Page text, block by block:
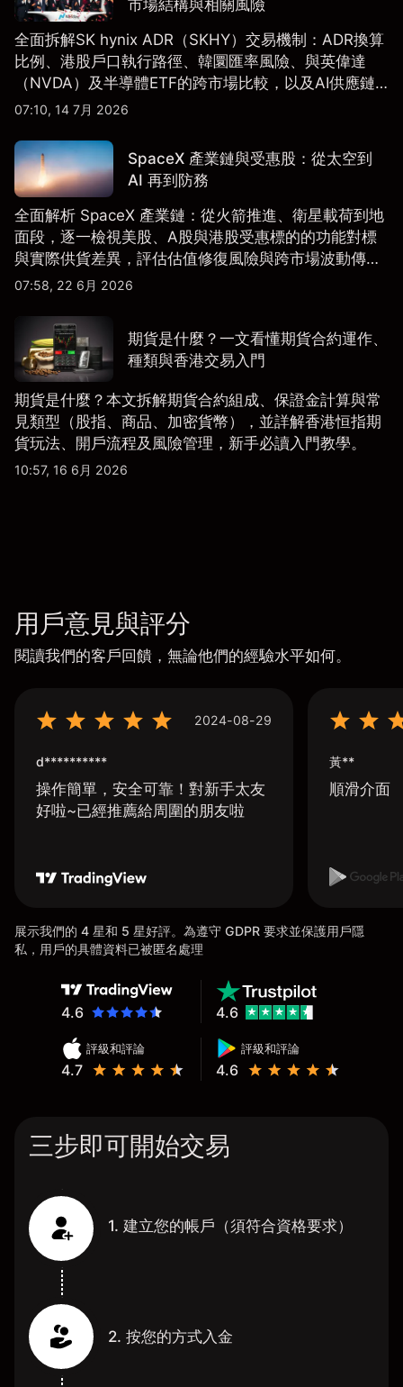
市場結構與相關風險
全面拆解SK hynix ADR（SKHY）交易機制：ADR換算
比例、港股戶口執行路徑、韓圜匯率風險、與英偉達
（NVDA）及半導體ETF的跨市場比較，以及AI供應鏈
配置框架，適合香港及亞洲投資者參考。
07:10, 14 7月 2026
SpaceX 產業鏈與受惠股：從太空到
AI 再到防務
全面解析 SpaceX 產業鏈：從火箭推進、衛星載荷到地
面段，逐一檢視美股、A股與港股受惠標的的功能對標
與實際供貨差異，評估估值修復風險與跨市場波動傳
導。
07:58, 22 6月 2026
期貨是什麼？一文看懂期貨合約運作、
種類與香港交易入門
期貨是什麼？本文拆解期貨合約組成、保證金計算與常
見類型（股指、商品、加密貨幣），並詳解香港恒指期
貨玩法、開戶流程及風險管理，新手必讀入門教學。
10:57, 16 6月 2026
用戶意見與評分
閱讀我們的客戶回饋，無論他們的經驗水平如何。
2024-08-29
d**********
操作簡單，安全可靠！對新手太友
好啦~已經推薦給周圍的朋友啦
黃**
順滑介面
展示我們的 4 星和 5 星好評。為遵守 GDPR 要求並保護用戶隱
私，用戶的具體資料已被匿名處理
4.6
評級和評論
4.7
評級和評論
4.6
4.6
三步即可開始交易
1. 建立您的帳戶（須符合資格要求）
2. 按您的方式入金